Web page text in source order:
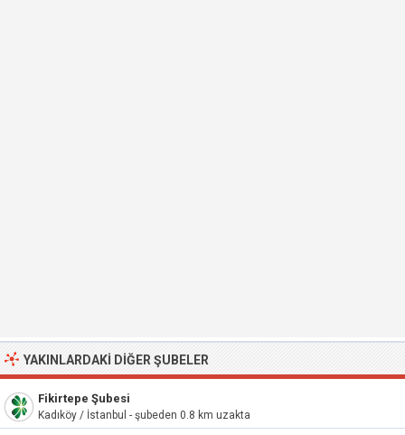
YAKINLARDAKI DIĞER ŞUBELER
Fikirtepe Şubesi
Kadıköy / İstanbul - şubeden 0.8 km uzakta